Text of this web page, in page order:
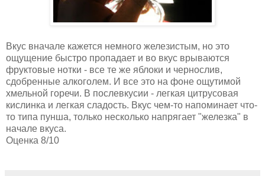
Вкус вначале кажется немного железистым, но это
ощущение быстро пропадает и во вкус врываются
фруктовые нотки - все те же яблоки и чернослив,
сдобренные алкоголем. И все это на фоне ощутимой
хмельной горечи. В послевкусии - легкая цитрусовая
кислинка и легкая сладость. Вкус чем-то напоминает что-
то типа пунша, только несколько напрягает "железка" в
начале вкуса.
Оценка 8/10